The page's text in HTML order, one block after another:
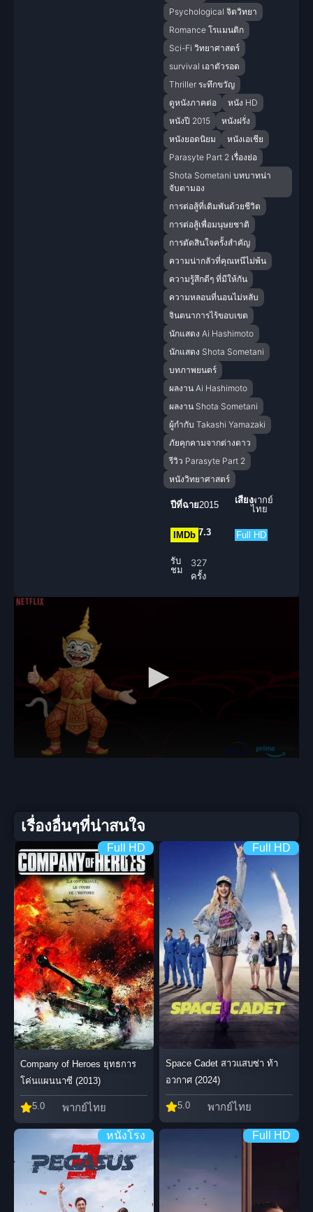
Psychological จิตวิทยา
Romance โรแมนติก
Sci-Fi วิทยาศาสตร์
survival เอาตัวรอด
Thriller ระทึกขวัญ
ดูหนังภาคต่อ
หนัง HD
หนังปี 2015
หนังฝรั่ง
หนังยอดนิยม
หนังเอเชีย
Parasyte Part 2 เรื่องย่อ
Shota Sometani บทบาทน่า
จับตามอง
การต่อสู้ที่เดิมพันด้วยชีวิต
การต่อสู้เพื่อมนุษยชาติ
การตัดสินใจครั้งสำคัญ
ความน่ากลัวที่คุณหนีไม่พ้น
ความรู้สึกดีๆ ที่มีให้กัน
ความหลอนที่นอนไม่หลับ
จินตนาการไร้ขอบเขต
นักแสดง Ai Hashimoto
นักแสดง Shota Sometani
บทภาพยนตร์
ผลงาน Ai Hashimoto
ผลงาน Shota Sometani
ผู้กำกับ Takashi Yamazaki
ภัยคุกคามจากต่างดาว
รีวิว Parasyte Part 2
หนังวิทยาศาสตร์
ปีที่ฉาย2015 เสียงพากย์
ไทย
IMDb 7.3 Full HD
รับ
ชม
327
ครั้ง
เรื่องอื่นๆที่น่าสนใจ
Full HD
Company of Heroes ยุทธการ
โค่นแผนนาซี (2013)
5.0 พากย์ไทย
Full HD
Space Cadet สาวแสบซ่า ท้า
อวกาศ (2024)
5.0 พากย์ไทย
หนังโรง Full HD